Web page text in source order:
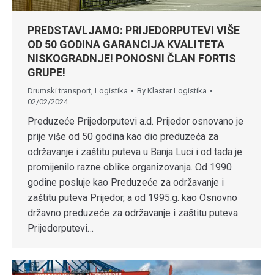
PREDSTAVLJAMO: PRIJEDORPUTEVI VIŠE
OD 50 GODINA GARANCIJA KVALITETA
NISKOGRADNJE! PONOSNI ČLAN FORTIS
GRUPE!
Drumski transport Logistika By Klaster Logistika
02/02/2024
Preduzeće Prijedorputevi a.d. Prijedor osnovano je
prije više od 50 godina kao dio preduzeća za
održavanje i zaštitu puteva u Banja Luci i od tada je
promijenilo razne oblike organizovanja. Od 1990
godine posluje kao Preduzeće za održavanje i
zaštitu puteva Prijedor, a od 1995.g. kao Osnovno
državno preduzeće za održavanje i zaštitu puteva
Prijedorputevi…